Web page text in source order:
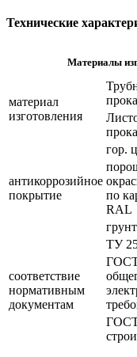
Технические
Материалы
материал
изготовления
антикоррозийное
покрытие
гор.
по
RAL
соответствие
нормативным
документам
ТУ
ГОСТ
ГОСТ